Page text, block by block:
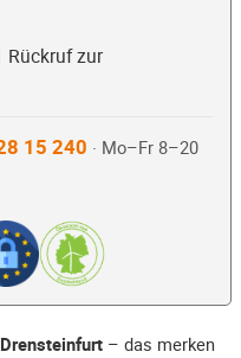
Rückruf zur
15 240 · Mo–Fr 8–20
Drensteinfurt – das merken